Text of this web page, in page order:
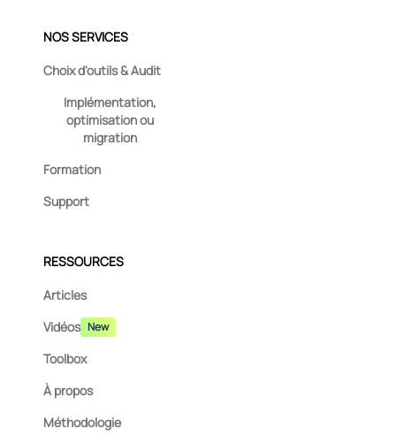
NOS SERVICES
Choix d'outils & Audit
Implémentation,
optimisation ou
migration
Formation
Support
RESSOURCES
Articles
Vidéos New
Toolbox
À propos
Méthodologie